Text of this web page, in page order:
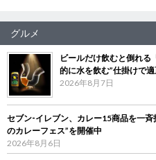
グルメ
ビールだけ飲むと倒れ
的に水を飲む”仕掛けで
2026年8月7日
セブン‐イレブン、カレー15商品を一
のカレーフェス”を開催中
2026年8月6日